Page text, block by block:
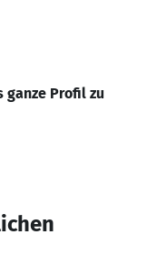
ganze Profil zu